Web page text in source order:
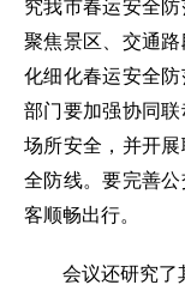
究我市春运安全
聚焦景区、交通
化细化春运安全
部门要加强协同
场所安全，并开
全防线。要完善
客顺畅出行。
会议还研究了